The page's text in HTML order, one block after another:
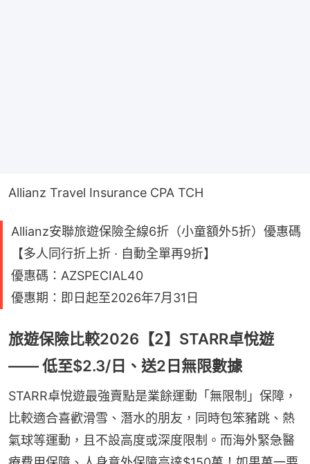
Allianz Travel Insurance CPA TCH
Allianz安聯旅遊保險全線6折（小童額外5折）優惠碼
【多人同行折上折 · 自動全單再9折】
優惠碼：AZSPECIAL40
優惠期：即日起至2026年7月31日
旅遊保險比較2026【2】STARR卓悅遊
—— 低至$2.3/日、送2日無限數據
STARR卓悅遊最強賣點是業餘運動「無限制」保障，
比較適合喜歡滑雪、潛水的朋友，同時包笨豬跳、熱
氣球等運動，且不設高度或深度限制。而海外緊急醫